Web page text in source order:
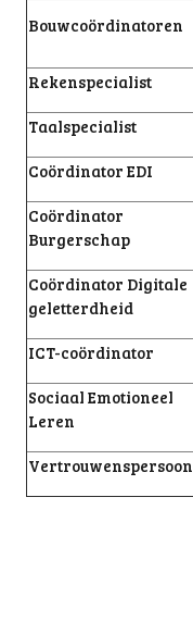
Bouwcoördinatoren
Rekenspecialist
Taalspecialist
Coördinator EDI
Coördinator
Burgerschap
Coördinator Digitale
geletterdheid
ICT-coördinator
Sociaal Emotioneel
Leren
Vertrouwenspersoon